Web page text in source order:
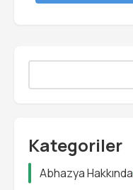
Kategoriler
Abhazya Hakkında